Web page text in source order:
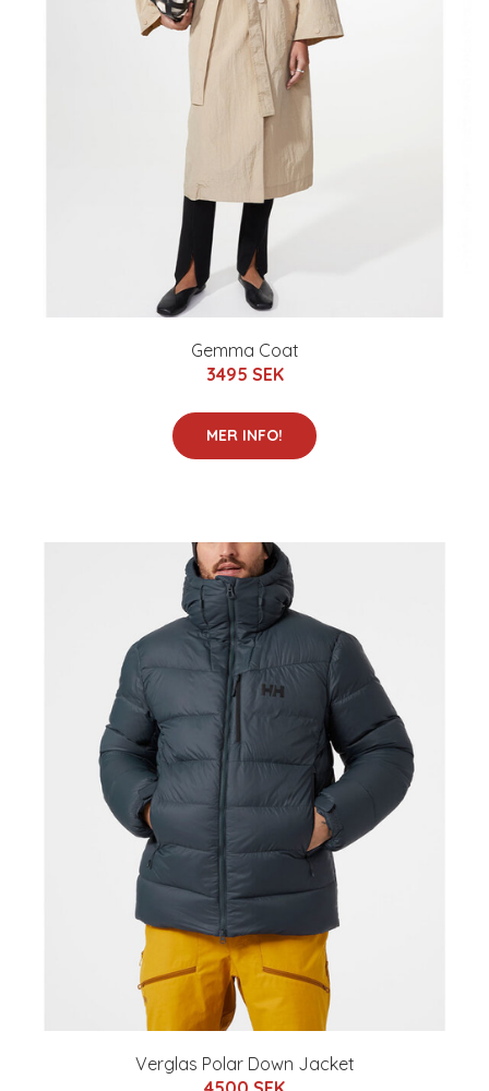
Gemma Coat
3495 SEK
MER INFO!
Verglas Polar Down Jacket